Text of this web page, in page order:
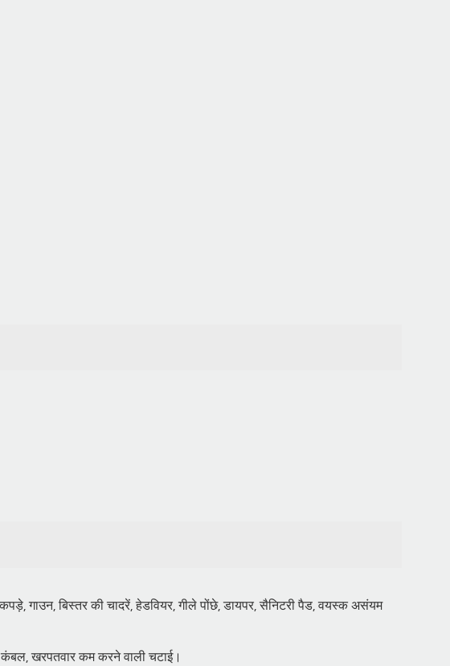
गाउन, बिस्तर की चादरें, हेडवियर, गीले पोंछे, डायपर, सैनिटरी पैड, वयस्क असंयम
खरपतवार कम करने वाली चटाई।